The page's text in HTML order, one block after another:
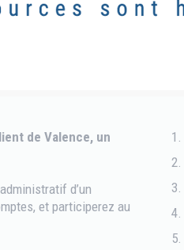
de Valence, un
d’un
et participerez au